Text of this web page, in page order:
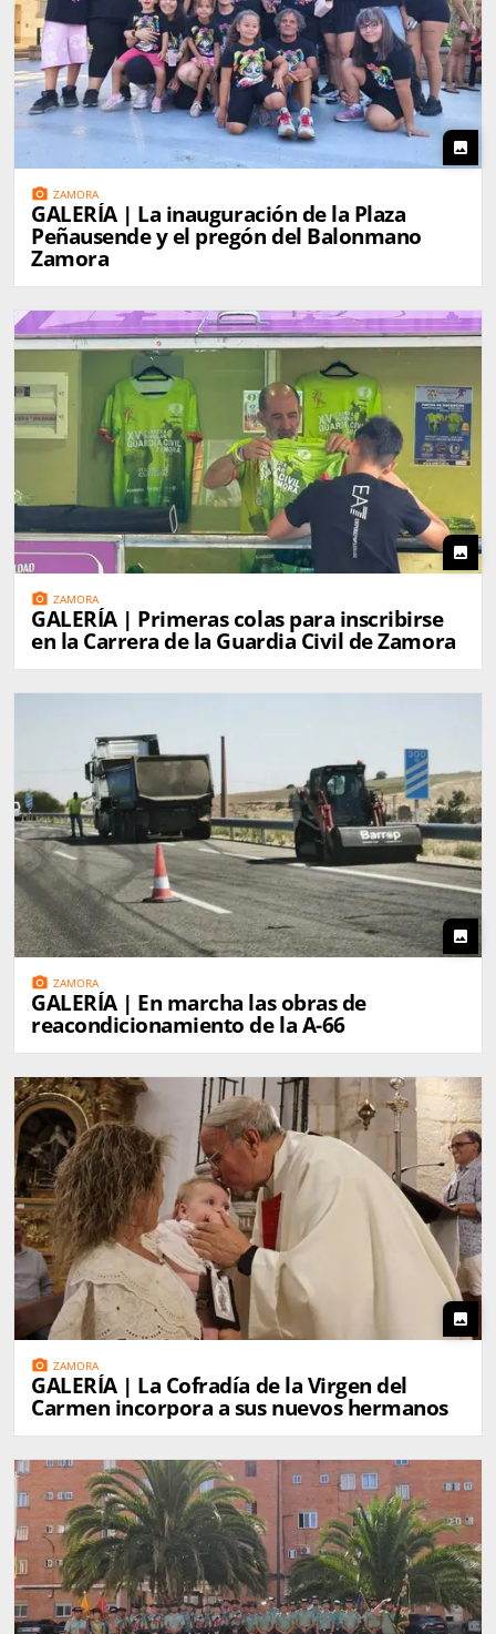
photo
photo_camera ZAMORA
GALERÍA | La inauguración de la Plaza
Peñausende y el pregón del Balonmano
Zamora
photo
photo_camera ZAMORA
GALERÍA | Primeras colas para inscribirse
en la Carrera de la Guardia Civil de Zamora
photo
photo_camera ZAMORA
GALERÍA | En marcha las obras de
reacondicionamiento de la A-66
photo
photo_camera ZAMORA
GALERÍA | La Cofradía de la Virgen del
Carmen incorpora a sus nuevos hermanos